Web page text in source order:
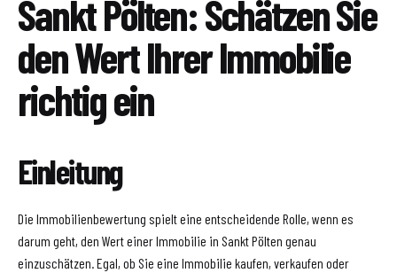
Sankt Pölten: Schätzen Sie
den Wert Ihrer Immobilie
richtig ein
Einleitung
Die Immobilienbewertung spielt eine entscheidende Rolle, wenn es
darum geht, den Wert einer Immobilie in Sankt Pölten genau
einzuschätzen. Egal, ob Sie eine Immobilie kaufen, verkaufen oder